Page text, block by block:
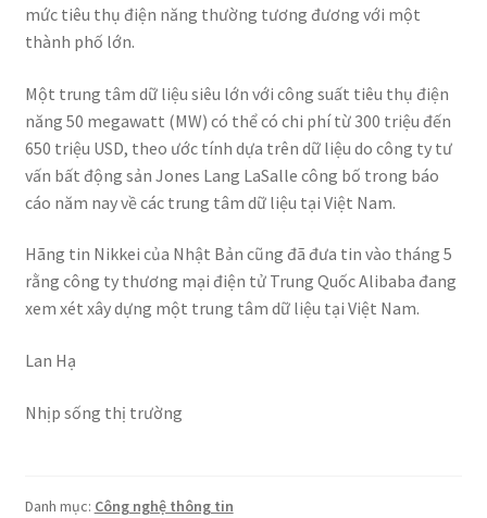
mức tiêu thụ điện năng thường tương đương với một
thành phố lớn.
Một trung tâm dữ liệu siêu lớn với công suất tiêu thụ điện
năng 50 megawatt (MW) có thể có chi phí từ 300 triệu đến
650 triệu USD, theo ước tính dựa trên dữ liệu do công ty tư
vấn bất động sản Jones Lang LaSalle công bố trong báo
cáo năm nay về các trung tâm dữ liệu tại Việt Nam.
Hãng tin Nikkei của Nhật Bản cũng đã đưa tin vào tháng 5
rằng công ty thương mại điện tử Trung Quốc Alibaba đang
xem xét xây dựng một trung tâm dữ liệu tại Việt Nam.
Lan Hạ
Nhịp sống thị trường
Danh mục: Công nghệ thông tin